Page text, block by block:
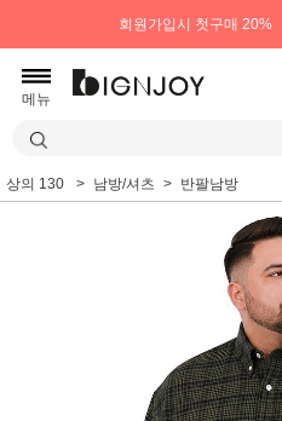
회원가입시 첫구매 20%
메뉴
상의 130 남방/셔츠 반팔남방